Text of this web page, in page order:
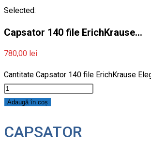
Selected:
Capsator 140 file ErichKrause…
780,00 lei
Cantitate Capsator 140 file ErichKrause
Adaugă în coș
CAPSATOR